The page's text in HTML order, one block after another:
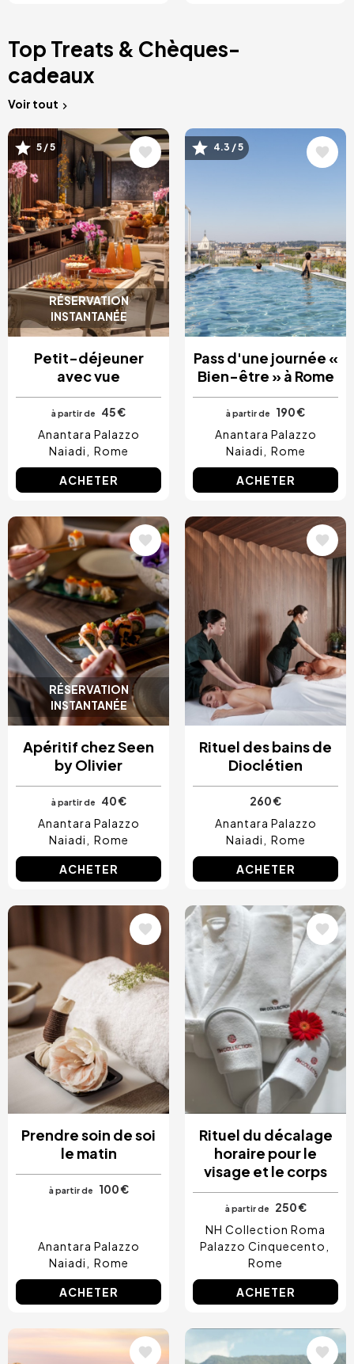
Top Treats & Chèques-
cadeaux
Voir tout
RÉSERVATION
INSTANTANÉE
Image
5 / 5
Petit-déjeuner
avec vue
à partir de
45 €
Anantara Palazzo
Naiadi
Rome
ACHETER
Image
4.3 / 5
Pass d'une journée «
Bien-être » à Rome
à partir de
190 €
Anantara Palazzo
Naiadi
Rome
ACHETER
RÉSERVATION
INSTANTANÉE
Image
Apéritif chez Seen
by Olivier
à partir de
40 €
Anantara Palazzo
Naiadi
Rome
ACHETER
Image
Rituel des bains de
Dioclétien
260 €
Anantara Palazzo
Naiadi
Rome
ACHETER
Image
Prendre soin de soi
le matin
à partir de 100 €
Anantara Palazzo
Naiadi
Rome
ACHETER
Image
Rituel du décalage
horaire pour le
visage et le corps
à partir de
250 €
NH Collection Roma
Palazzo Cinquecento
Rome
ACHETER
Image Image